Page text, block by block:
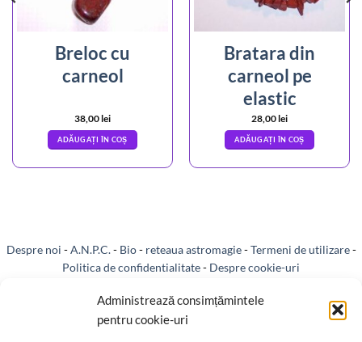
Administrează consimțămintele
pentru cookie-uri
Breloc cu
carneol
38,00lei
ADĂUGAȚI ÎN COȘ
Bratara din
carneol pe
elastic
28,00lei
ADĂUGAȚI ÎN COȘ
Despre noi -A.N.P.C.- Bio- reteaua astromagie-Termeni de utilizare-
Politica de confidentialitate- Despre cookie-uri
Reclamatii si retur-Politica de rezolvare a reclamatiilor